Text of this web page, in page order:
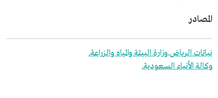
المصادر
نباتات الرياض.وزارة البيئة والمياه والزراعة.
وكالة الأنباء السعودية.